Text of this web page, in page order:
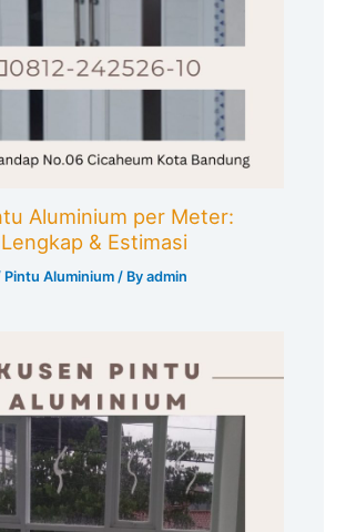
Aluminium per Meter:
& Estimasi
Pintu Aluminium / Byadmin